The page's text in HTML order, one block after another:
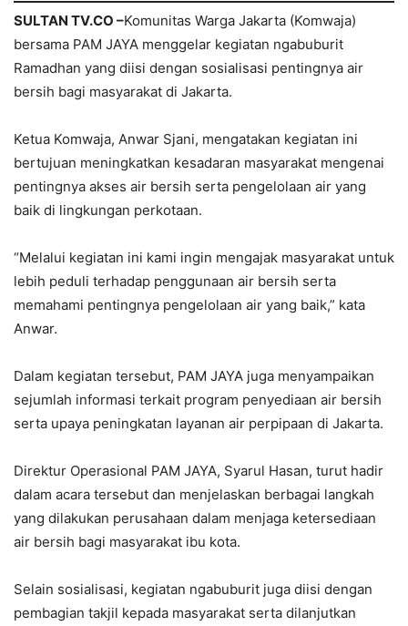
SULTAN TV.CO –Komunitas Warga Jakarta (Komwaja)
bersama PAM JAYA menggelar kegiatan ngabuburit
Ramadhan yang diisi dengan sosialisasi pentingnya air
bersih bagi masyarakat di Jakarta.
Ketua Komwaja, Anwar Sjani, mengatakan kegiatan ini
bertujuan meningkatkan kesadaran masyarakat mengenai
pentingnya akses air bersih serta pengelolaan air yang
baik di lingkungan perkotaan.
“Melalui kegiatan ini kami ingin mengajak masyarakat untuk
lebih peduli terhadap penggunaan air bersih serta
memahami pentingnya pengelolaan air yang baik,” kata
Anwar.
Dalam kegiatan tersebut, PAM JAYA juga menyampaikan
sejumlah informasi terkait program penyediaan air bersih
serta upaya peningkatan layanan air perpipaan di Jakarta.
Direktur Operasional PAM JAYA, Syarul Hasan, turut hadir
dalam acara tersebut dan menjelaskan berbagai langkah
yang dilakukan perusahaan dalam menjaga ketersediaan
air bersih bagi masyarakat ibu kota.
Selain sosialisasi, kegiatan ngabuburit juga diisi dengan
pembagian takjil kepada masyarakat serta dilanjutkan